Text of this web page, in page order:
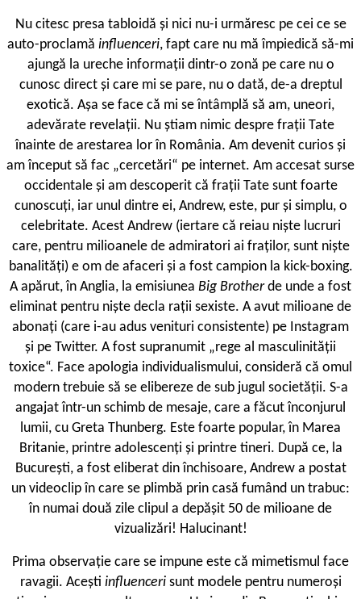
Nu citesc presa tabloidă și nici nu-i urmăresc pe cei ce se
auto-proclamă influenceri, fapt care nu mă împiedică să-mi
ajungă la ureche informații dintr-o zonă pe care nu o
cunosc direct și care mi se pare, nu o dată, de-a dreptul
exotică. Așa se face că mi se întâmplă să am, uneori,
adevărate revelații. Nu știam nimic despre frații Tate
înainte de arestarea lor în România. Am devenit curios și
am început să fac „cercetări“ pe internet. Am accesat surse
occidentale și am descoperit că frații Tate sunt foarte
cunoscuți, iar unul dintre ei, Andrew, este, pur și simplu, o
celebritate. Acest Andrew (iertare că reiau niște lucruri
care, pentru milioanele de admiratori ai fraților, sunt niște
banalități) e om de afaceri și a fost campion la kick-boxing.
A apărut, în Anglia, la emisiunea Big Brotherde unde a fost
eliminat pentru niște decla rații sexiste. A avut milioane de
abonați (care i-au adus venituri consistente) pe Instagram
și pe Twitter. A fost supranumit „rege al masculinității
toxice“. Face apologia individualismului, consideră că omul
modern trebuie să se elibereze de sub jugul societății. S-a
angajat într-un schimb de mesaje, care a făcut înconjurul
lumii, cu Greta Thunberg. Este foarte popular, în Marea
Britanie, printre adolescenți și printre tineri. După ce, la
București, a fost eliberat din închisoare, Andrew a postat
un videoclip în care se plimbă prin casă fumând un trabuc:
în numai două zile clipul a depășit 50 de milioane de
vizualizări! Halucinant!
Prima observație care se impune este că mimetismul face
ravagii. Acești influenceri sunt modele pentru numeroși